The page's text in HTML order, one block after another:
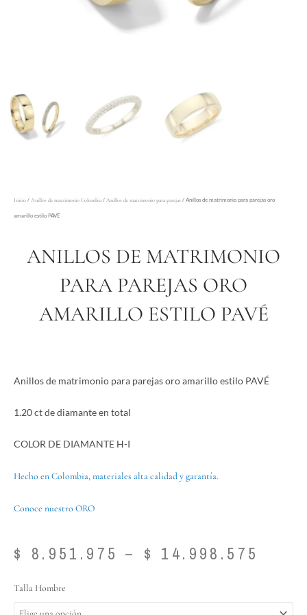
Inicio / Anillos de matrimonio Colombia / Anillos de matrimonio para parejas / Anillos de matrimonio para parejas oro
amarillo estilo PAVÉ
ANILLOS DE MATRIMONIO
PARA PAREJAS ORO
AMARILLO ESTILO PAVÉ
Anillos de matrimonio para parejas oro amarillo estilo PAVÉ
1.20 ct de diamante en total
COLOR DE DIAMANTE H-I
Hecho en Colombia, materiales alta calidad y garantía.
Conoce nuestro ORO
$ 8.951.975 – $ 14.998.575
Talla Hombre
Anillos
de